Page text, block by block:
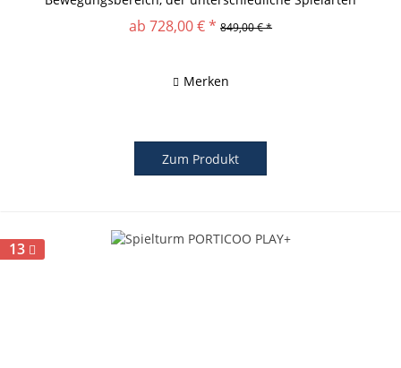
miteinander verbindet....
ab 728,00 € * 849,00 € *
Merken
Zum Produkt
13